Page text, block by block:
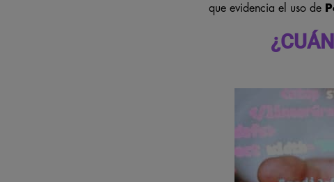
que evidencia el uso de